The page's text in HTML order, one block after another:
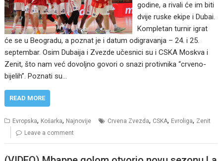
godine, a rivali će im biti
dvije ruske ekipe i Dubai.
Kompletan turnir igrat
će se u Beogradu, a poznat je i datum odigravanja – 24. i 25.
septembar. Osim Dubaija i Zvezde učesnici su i CSKA Moskva i
Zenit, što nam već dovoljno govori o snazi protivnika “crveno-
bijelih”. Poznati su…
READ MORE
Evropska, Košarka, Najnovije Crvena Zvezda, CSKA, Evroliga, Zenit
Leave a comment